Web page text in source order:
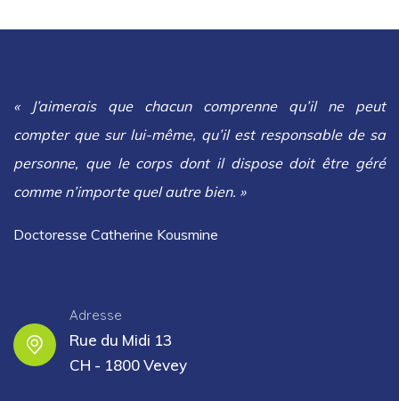
« J’aimerais que chacun comprenne qu’il ne peut
compter que sur lui-même, qu’il est responsable de sa
personne, que le corps dont il dispose doit être géré
comme n’importe quel autre bien. »
Doctoresse Catherine Kousmine
Adresse
Rue du Midi 13
CH - 1800 Vevey